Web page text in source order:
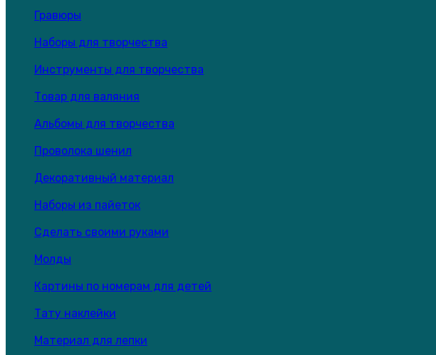
Гравюры
Наборы для творчества
Инструменты для творчества
Товар для валяния
Альбомы для творчества
Проволока шенил
Декоративный материал
Наборы из пайеток
Сделать своими руками
Молды
Картины по номерам для детей
Тату наклейки
Материал для лепки